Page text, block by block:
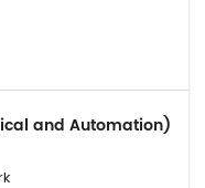
and Automation)